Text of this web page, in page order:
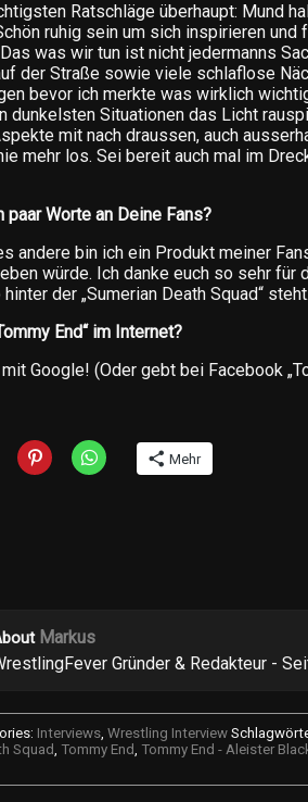
Ratschläge überhaupt: Mund
ruhig sein um sich inspirieren und
was wir tun ist nicht jedermanns
der Straße sowie viele schlaflose
bevor ich merkte was wirklich
dunkelsten Situationen das Licht
mit nach draussen, auch
mehr los. Sei bereit auch mal im
paar Worte an Deine Fans?
andere bin ich ein Produkt meiner
würde. Ich danke euch so sehr für
der „Sumerian Death Squad“
End“ im Internet?
Google! (Oder gebt bei Facebook
Mehr
Markus
Gründer & Redakteur -
Interviews, Wrestling Interview
Squad, Tommy End, Tommy End - Aleister